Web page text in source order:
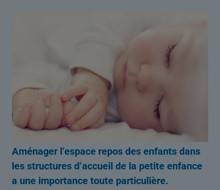
Aménager l’espace repos des enfants dans
les structures d’accueil de la petite enfance
a une importance toute particulière.